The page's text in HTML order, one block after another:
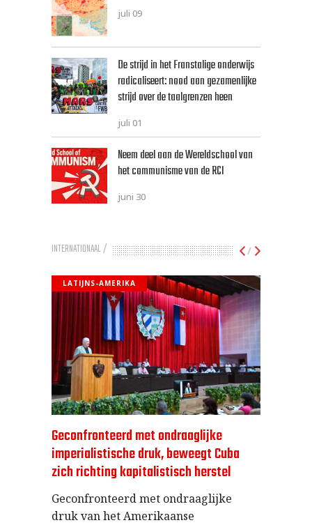
juli 09
De strijd in het Franstalige onderwijs
radicaliseert: nood aan gezamenlijke
strijd over de taalgrenzen heen
juli 01
Neem deel aan de Wereldschool van
het communisme van de RCI
juni 30
INTERNATIONAAL
LATIJNS-AMERIKA
Geconfronteerd met ondraaglijke
imperialistische druk, beweegt Cuba
zich richting kapitalistisch herstel
Geconfronteerd met ondraaglijke
druk van het Amerikaanse
/